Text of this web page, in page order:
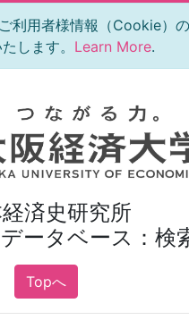
用者様情報（Cookie）の
します。 Learn More.
済史研究所
データベース：検
Topへ